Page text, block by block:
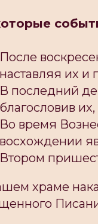
После
наставляя их
В последний
благословив
Во время
восхождении
Втором
храме